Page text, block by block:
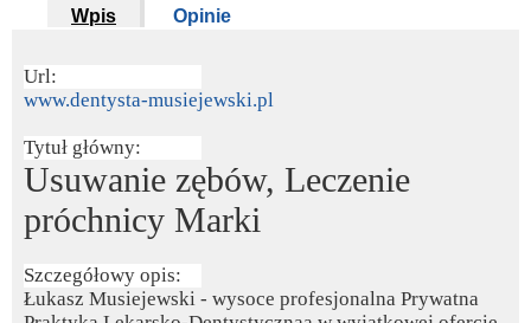
Wpis Opinie
Url:
www.dentysta-musiejewski.pl
Tytuł główny:
Usuwanie zębów, Leczenie
próchnicy Marki
Szczegółowy opis:
Łukasz Musiejewski - wysoce profesjonalna Prywatna